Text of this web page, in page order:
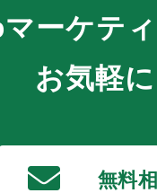
ーケテ
お気軽
無料